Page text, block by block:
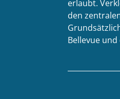
erlaubt.
den
Bellevue